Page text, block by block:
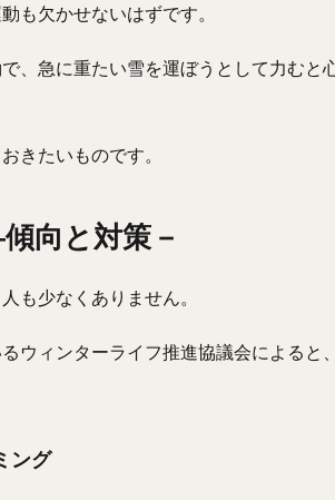
も欠かせないはずです。
、急に重たい雪を運ぼうとして力むと
きたいものです。
向と対策－
も少なくありません。
ウィンターライフ推進協議会によると
ング